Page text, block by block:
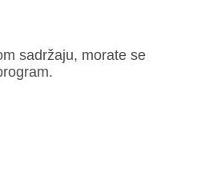
&Body
sadržaju, morate se